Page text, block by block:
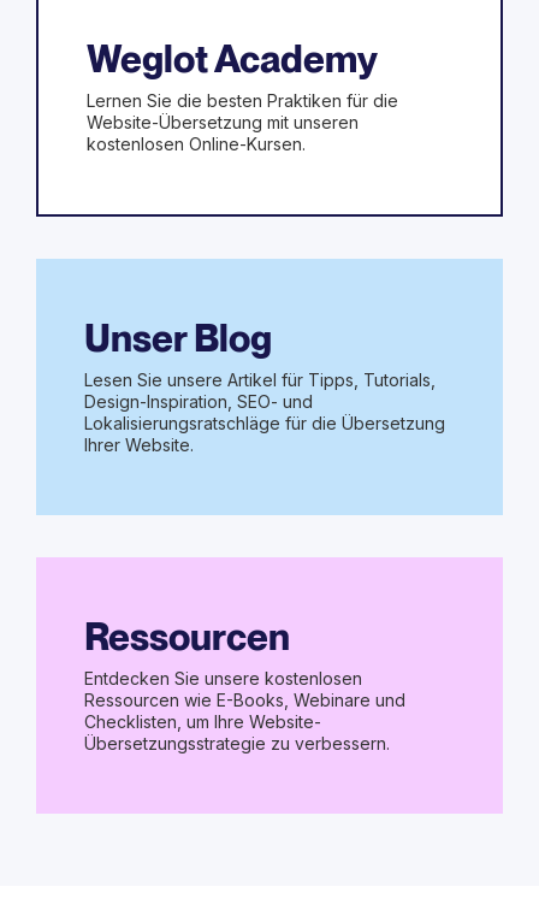
Weglot Academy
Lernen Sie die besten Praktiken für die
Website-Übersetzung mit unseren
kostenlosen Online-Kursen.
Unser Blog
Lesen Sie unsere Artikel für Tipps, Tutorials,
Design-Inspiration, SEO- und
Lokalisierungsratschläge für die Übersetzung
Ihrer Website.
Ressourcen
Entdecken Sie unsere kostenlosen
Ressourcen wie E-Books, Webinare und
Checklisten, um Ihre Website-
Übersetzungsstrategie zu verbessern.